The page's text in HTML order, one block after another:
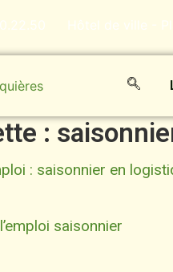
Hôtel de ville -
:
: saisonnier en
saisonnier